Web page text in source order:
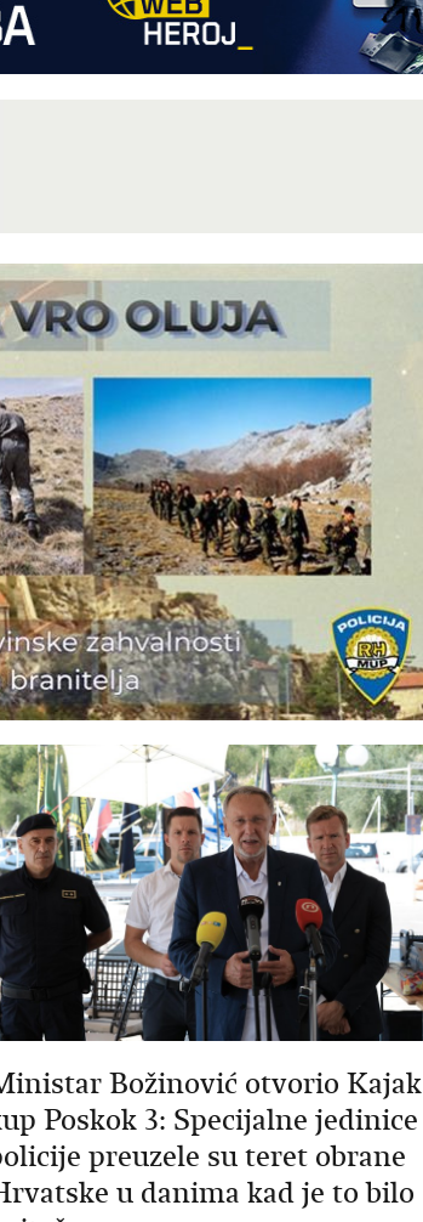
Božinović otvorio Kajak
Poskok 3: Specijalne jedinice
preuzele su teret obrane
u danima kad je to bilo